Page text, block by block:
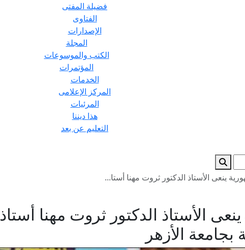
فضيلة المفتى
الفتاوى
الإصدارات
المجلة
الكتب والموسوعات
المؤتمرات
الخدمات
المركز الإعلامى
المرئيات
هذا ديننا
التعليم عن بعد
ينعى الأستاذ الدكتور ثروت مهنا أستا...
الأستاذ الدكتور ثروت مهنا أستاذ
بجامعة الأزهر